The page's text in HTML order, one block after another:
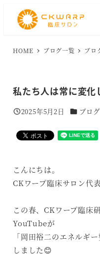
HOME ブログ一覧 ブロ
私たち人は常に変化
投稿日
2025年5月2日 カテゴリー
ブログ
こんにちは。
CKワープ臨床サロン代
この春、CKワープ臨床
YouTubeが
「岡田裕二のエネルギ
しました😊